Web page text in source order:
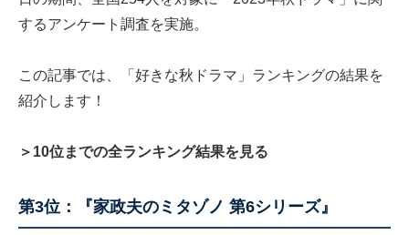
するアンケート調査を実施。
この記事では、「好きな秋ドラマ」ランキングの結果を
紹介します！
＞10位までの全ランキング結果を見る
第3位：『家政夫のミタゾノ 第6シリーズ』